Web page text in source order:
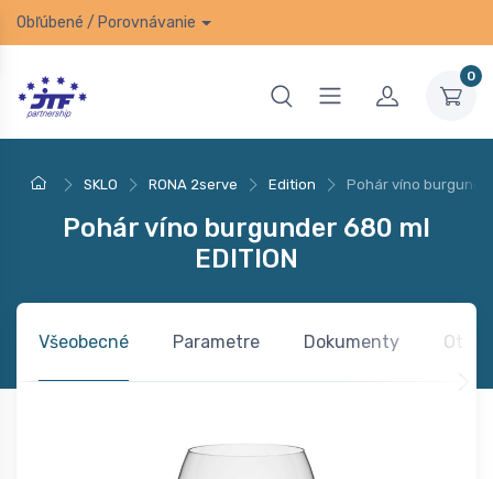
Obľúbené / Porovnávanie
0
SKLO RONA 2serve Edition Pohár víno
Pohár víno burgunder 680 ml
EDITION
Všeobecné Parametre Dokumenty